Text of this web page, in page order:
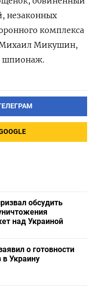
незаконных
комплекса
Микушин,
шпионаж.
обсудить
над Украиной
о готовности
в Украину